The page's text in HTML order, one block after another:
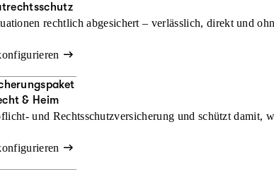
rechtlich abgesichert – verlässlich, direkt und
& Heim
und Rechtsschutzversicherung und schützt damit,